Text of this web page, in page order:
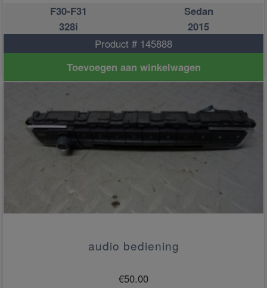
F30-F31
Sedan
328i
2015
Product # 145888
Toevoegen aan winkelwagen
audio bediening
€50.00